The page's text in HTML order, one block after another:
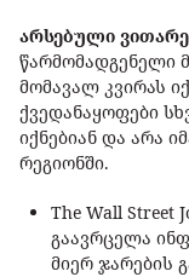
არსებული
წარმომადგენელი
მომავალ კვირას
ქვედანაყოფები
იქნებიან და არა
რეგიონში.
The Wall
გაავრცელა
მიერ ჯარების